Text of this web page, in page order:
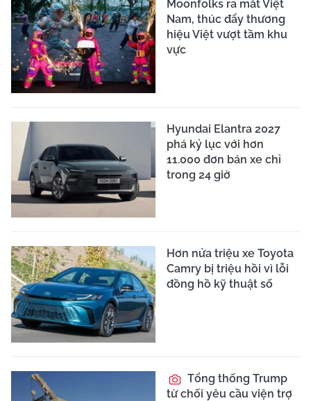
Moonfolks ra mắt Việt
Nam, thúc đẩy thương
hiệu Việt vượt tầm khu
vực
Hyundai Elantra 2027
phá kỷ lục với hơn
11.000 đơn bán xe chỉ
trong 24 giờ
Hơn nửa triệu xe Toyota
Camry bị triệu hồi vì lỗi
đồng hồ kỹ thuật số
Tổng thống Trump
từ chối yêu cầu viện trợ